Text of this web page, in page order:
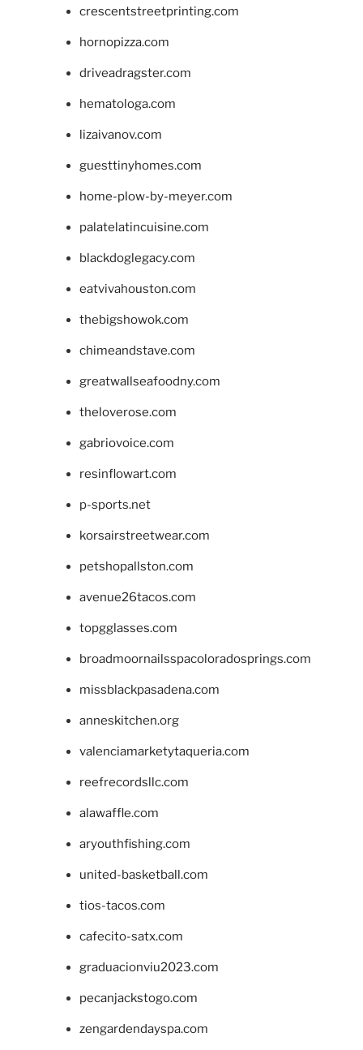
crescentstreetprinting.com
hornopizza.com
driveadragster.com
hematologa.com
lizaivanov.com
guesttinyhomes.com
home-plow-by-meyer.com
palatelatincuisine.com
blackdoglegacy.com
eatvivahouston.com
thebigshowok.com
chimeandstave.com
greatwallseafoodny.com
theloverose.com
gabriovoice.com
resinflowart.com
p-sports.net
korsairstreetwear.com
petshopallston.com
avenue26tacos.com
topgglasses.com
broadmoornailsspacoloradosprings.com
missblackpasadena.com
anneskitchen.org
valenciamarketytaqueria.com
reefrecordsllc.com
alawaffle.com
aryouthfishing.com
united-basketball.com
tios-tacos.com
cafecito-satx.com
graduacionviu2023.com
pecanjackstogo.com
zengardendayspa.com